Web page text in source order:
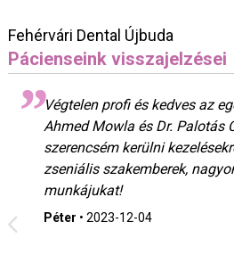
Fehérvári Dental Újbuda
Pácienseink visszajelzései
Végtelen profi és kedves az
Ahmed Mowla és Dr. Palotás
szerencsém kerülni
zseniális szakemberek,
munkájukat!
Péter • 2023-12-04